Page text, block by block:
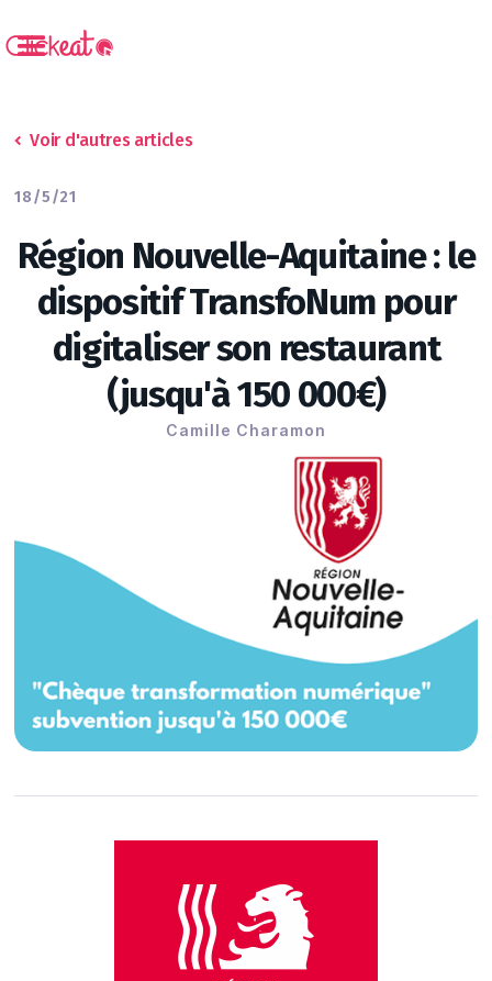
Voir d'autres articles
18/5/21
Région Nouvelle-Aquitaine : le
dispositif TransfoNum pour
digitaliser son restaurant
(jusqu'à 150 000€)
Camille Charamon